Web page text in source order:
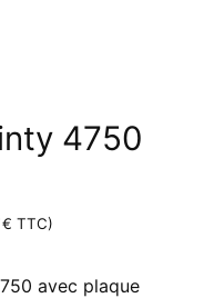
4750
€ TTC)
avec plaque